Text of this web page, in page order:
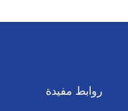
روابط مفيدة